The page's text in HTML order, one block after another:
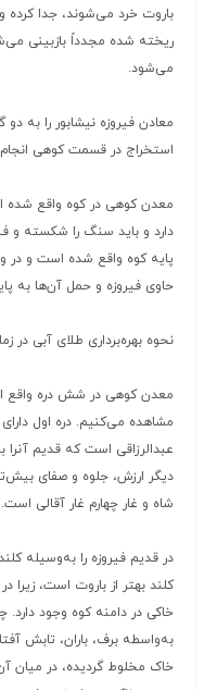
باروت خرد می‌شوند، جدا
ریخته شده مجدداً بازبینی
می‌شود.
معادن فیروزه نیشابور را به
استخراج در قسمت کوهی
معدن کوهی در کوه واقع شده
دارد و باید سنگ را شکسته و
پایه کوه واقع شده است و
حاوی فیروزه و حمل آن‌ها به
نحوه بهره‌برداری طلای آبی در
معدن کوهی در شش دره واقع
مشاهده می‌کنیم. دره اول
عبدالرزاقی است که قدیم آنرا
دیگر ارزش، جلوه و صفای
شاه و غار چهارم غار آقالی است.
در قدیم فیروزه را به‌وسیله
کلند بهتر از باروت است،
خاکی در دامنه کوه وجود دارد.
به‌واسطه برف، باران، تابش
خاک مخلوط گردیده، در میان